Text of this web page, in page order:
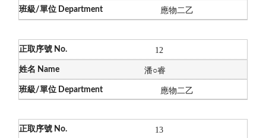
應物二乙
12
潘○睿
應物二乙
13